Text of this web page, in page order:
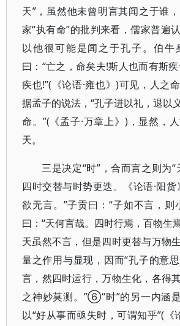
天”，虽然他未曾明言其闻之于谁
家“执有命”的批判来看，儒家普遍
以他很可能是闻之于孔子。伯牛
曰：“亡之，命矣夫!斯人也而有斯
疾也!”(《论语·雍也》)可见，人之
据孟子的说法，“孔子进以礼，退以
命。”(《孟子·万章上》)，显然，
天。
三是决定“时”，合而言之则为
四时交替与时势更迭。《论语·阳
欲无言。”子贡曰：“子如不言，则
曰：“天何言哉。四时行焉，百物
天虽然不言，但是四时更替与万物
量之作用与显现，因而“孔子的意
言，然四时运行，万物生化，各得
之神妙莫测。”⑥“时”的另一内涵
以“好从事而亟失时，可谓知乎”(《